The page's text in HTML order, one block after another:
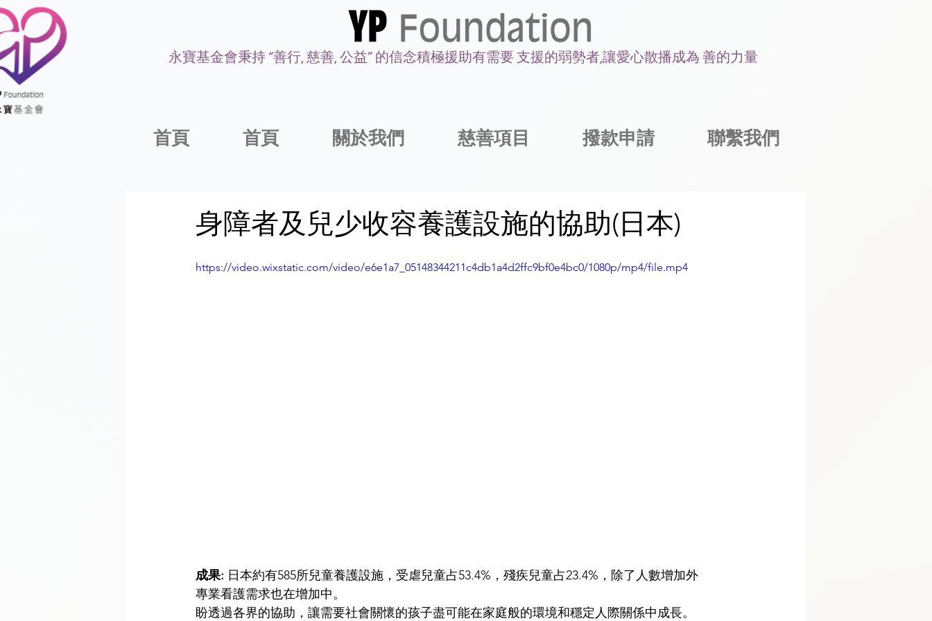
永寶基金會秉持 “善行, 慈善, 公益” 的信念積極援助有需要 支援的弱勢者,讓愛心散播成為 善的力量
首頁 首頁 關於我們 慈善項目 撥款申請 聯繫我們
身障者及兒少收容養護設施的協助(日本)
https://video.wixstatic.com/video/e6e1a7_05148344211c4db1a4d2ffc9bf0e4bc0/1080p/mp4/file.mp4
成果: 日本約有585所兒童養護設施，受虐兒童占53.4%，殘疾兒童占23.4%，除了人數增加外
專業看護需求也在增加中。
盼透過各界的協助，讓需要社會關懷的孩子盡可能在家庭般的環境和穩定人際關係中成長。